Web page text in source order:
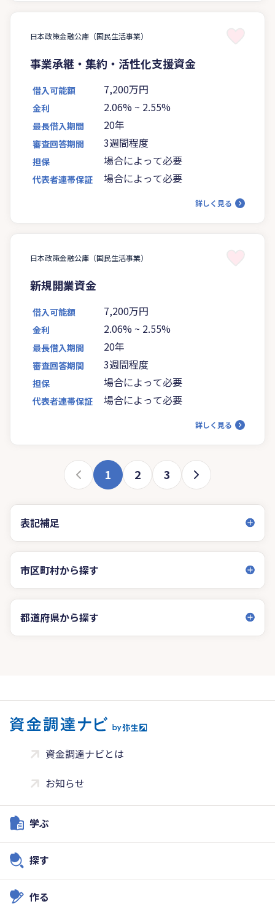
日本政策金融公庫（国民生活事業）
事業承継・集約・活性化支援資金
借入可能額 7,200万円
金利 2.06% ~ 2.55%
最長借入期間 20年
審査回答期間 3週間程度
担保 場合によって必要
代表者連帯保証 場合によって必要
詳しく見る
日本政策金融公庫（国民生活事業）
新規開業資金
借入可能額 7,200万円
金利 2.06% ~ 2.55%
最長借入期間 20年
審査回答期間 3週間程度
担保 場合によって必要
代表者連帯保証 場合によって必要
詳しく見る
1 2 3
表記補足
市区町村から探す
都道府県から探す
資金調達ナビとは
お知らせ
学ぶ
探す
作る